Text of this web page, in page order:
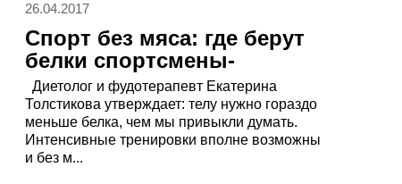
26.04.2017
Спорт без мяса: где берут
белки спортсмены-
вегетарианцы
Диетолог и фудотерапевт Екатерина
Толстикова утверждает: телу нужно гораздо
меньше белка, чем мы привыкли думать.
Интенсивные тренировки вполне возможны
и без м...